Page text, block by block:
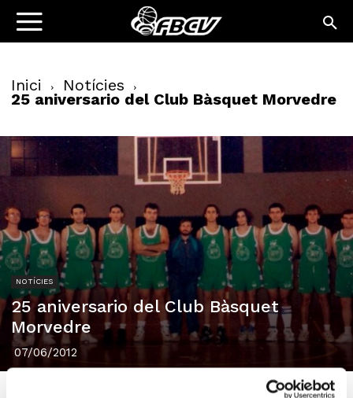
Inici Notícies
25 aniversario del Club Bàsquet Morvedre
NOTÍCIES
25 aniversario del Club Bàsquet
Morvedre
07/06/2012